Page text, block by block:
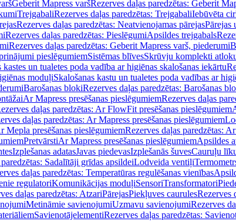
Geberit Mapress varšRezerves daļas paredzētas: Geberit
TrejgabaliRezerves daļas paredzētas: TrejgabaliIebūvēta
Rezerves daļas paredzētas: Neatvienojamas pārejasPārejas
Rezerves daļas paredzētas: PieslēgumiApsildes trejgabals
Rezerves daļas paredzētas: Geberit Mapress varš, piederumi
pieslēgumiemSistēmas blīvesSkrūvju komplekti
kastes un tualetes poda vadība ar higiēnas skalošanas iekārtu
moduļiSkalošanas kastu un tualetes poda vadības ar
Barošanas blokiRezerves daļas paredzētas: Barošanas
Ar Mapress presēšanas pieslēgumiemRezerves daļas
daļas paredzētas: Ar FlowFit presēšanas pieslēgumiem
daļas paredzētas: Ar Mapress presēšanas pieslēgumiem
Mepla presēšanas pieslēgumiemRezerves daļas paredzētas:
PretvārstiAr Mapress presēšanas pieslēgumiemApsildes
Izplešanas adatasJavas piedevasIzplešanās šuvesCauruļu
Sadalītāji grīdas apsildeiLodveida ventiļi
daļas paredzētas: Temperatūras regulēšanas vienības
regulatoriKomunikācijas moduļiSensoriTransformatori
daļas paredzētas: AtzariPārejasPiekļuves caurulesRezerves
Metināmie savienojumiUzmavu savienojumiRezerves
SavienotājelementiRezerves daļas paredzētas: